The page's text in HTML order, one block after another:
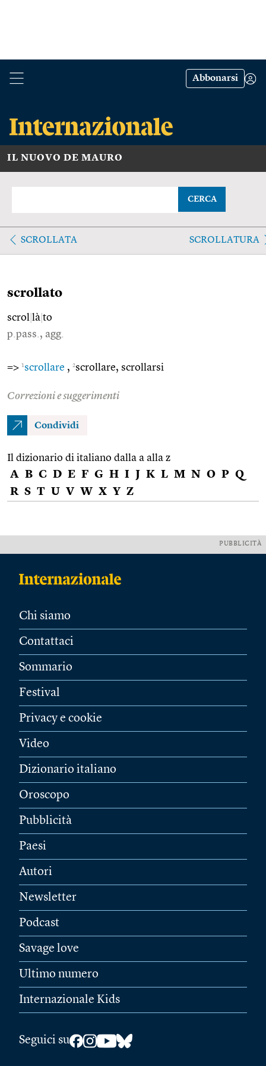
Abbonarsi
IL NUOVO DE MAURO
CERCA
SCROLLATA SCROLLATURA
scrollato
scrol là to
p.pass., agg.
=> 1scrollare , 2scrollare, scrollarsi
Correzioni e suggerimenti
Condividi
Il dizionario di italiano dalla a alla z
A B C D E F G H I J K L M N O P Q
R S T U V W X Y Z
PUBBLICITÀ
Chi siamo
Contattaci
Sommario
Festival
Privacy e cookie
Video
Dizionario italiano
Oroscopo
Pubblicità
Paesi
Autori
Newsletter
Podcast
Savage love
Ultimo numero
Internazionale Kids
Seguici su